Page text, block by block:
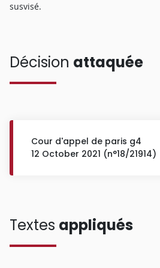
susvisé.
Décision attaquée
Cour d'appel de paris g4
12 October 2021 (n°18/21914)
Textes appliqués